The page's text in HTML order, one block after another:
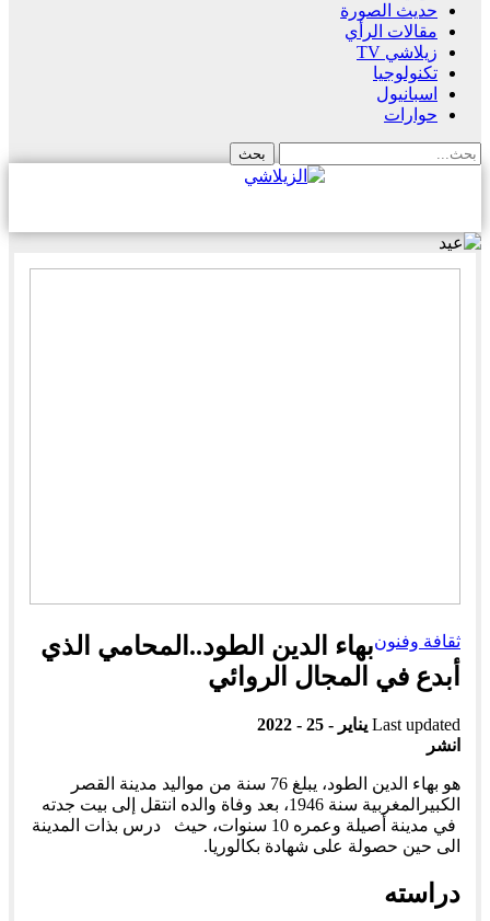
حديث الصورة
مقالات الرأي
زيلاشي TV
تكنولوجيا
اسبانيول
حوارات
ثقافة وفنونبهاء الدين الطود..المحامي الذي
أبدع في المجال الروائي
Last updated يناير - 25 - 2022
انشر
هو بهاء الدين الطود، يبلغ 76 سنة من مواليد مدينة القصر
الكبيرالمغربية سنة 1946، بعد وفاة والده انتقل إلى بيت جدته
في مدينة أصيلة وعمره 10 سنوات، حيث درس بذات المدينة
الى حين حصولة على شهادة بكالوريا.
دراسته